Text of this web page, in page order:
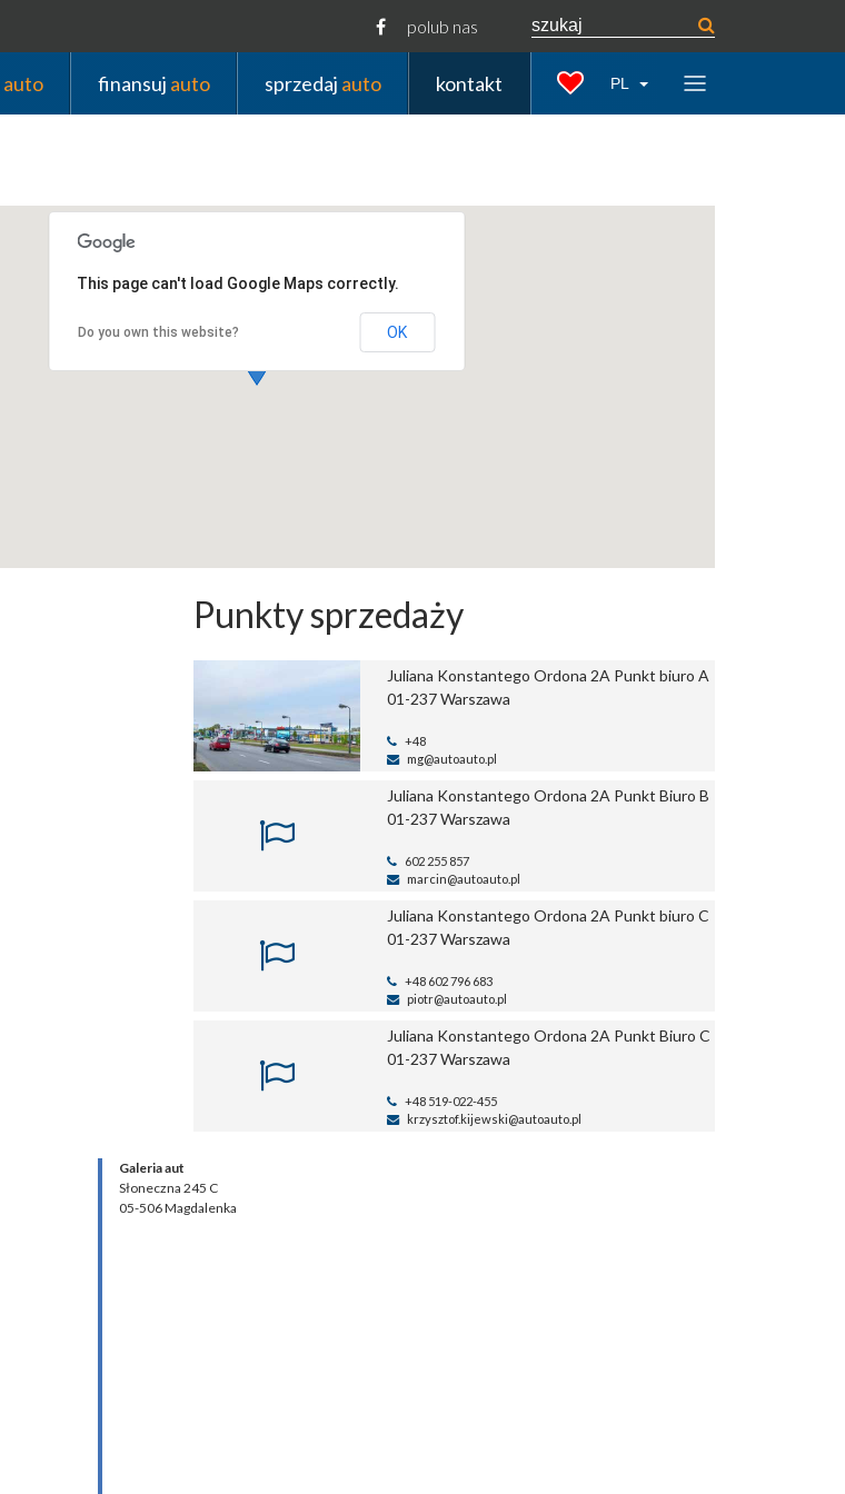
polub nas
auto finansuj auto sprzedaj auto kontakt PL
This page can't load Google Maps correctly.
Do you own this website? OK
Punkty sprzedaży
Juliana Konstantego Ordona 2A Punktbiuro A
01-237 Warszawa
+48
mg@autoauto.pl
Juliana Konstantego Ordona 2A PunktBiuro B
01-237 Warszawa
602 255 857
marcin@autoauto.pl
Juliana Konstantego Ordona 2A Punktbiuro C
01-237 Warszawa
+48 602 796 683
piotr@autoauto.pl
Juliana Konstantego Ordona 2A PunktBiuro C
01-237 Warszawa
+48 519-022-455
krzysztof.kijewski@autoauto.pl
Galeria aut
Słoneczna 245 C
05-506 Magdalenka